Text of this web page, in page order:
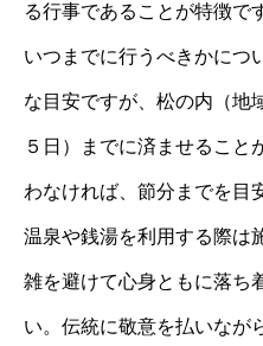
る行事であることが特徴で
いつまでに行うべきかにつ
な目安ですが、松の内（地
５日）までに済ませること
わなければ、節分までを目
温泉や銭湯を利用する際は
雑を避けて心身ともに落ち
い。伝統に敬意を払いなが